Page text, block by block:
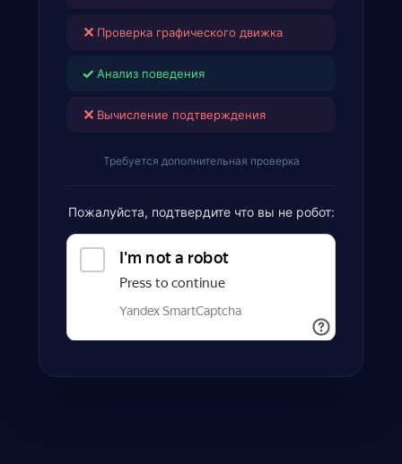
✕ Проверка графического движка
✓ Анализ поведения
✕ Вычисление подтверждения
Требуется дополнительная проверка
Пожалуйста, подтвердите что вы не робот: